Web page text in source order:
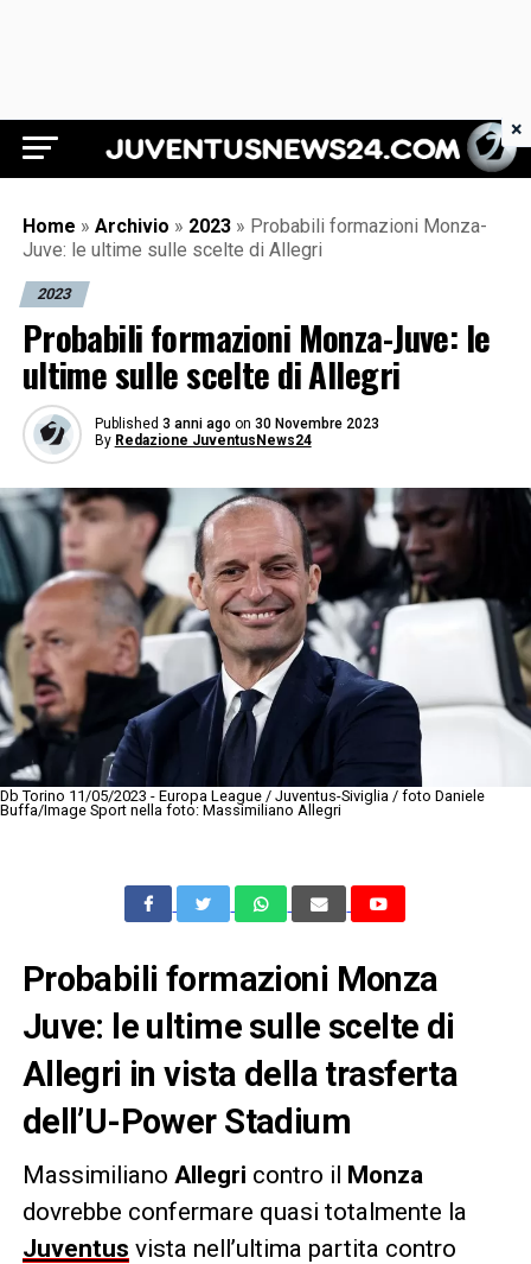
Juventus News 24
Home » Archivio » 2023 » Probabili formazioni Monza-
Juve: le ultime sulle scelte di Allegri
2023
Probabili formazioni Monza-Juve: le
ultime sulle scelte di Allegri
Published 3 anni ago on 30 Novembre 2023
By Redazione JuventusNews24
Db Torino 11/05/2023 - Europa League / Juventus-Siviglia / foto Daniele
Buffa/Image Sport nella foto: Massimiliano Allegri
Probabili formazioni Monza
Juve: le ultime sulle scelte di
Allegri in vista della trasferta
dell’U-Power Stadium
Massimiliano Allegri contro il Monza
dovrebbe confermare quasi totalmente la
Juventus vista nell’ultima partita contro
×